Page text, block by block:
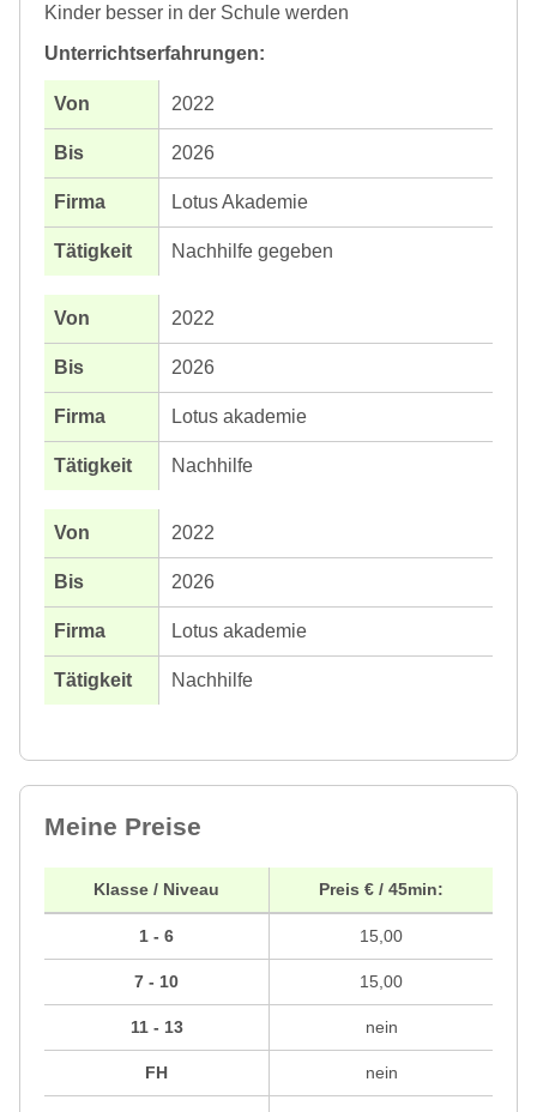
Kinder besser in der Schule werden
Unterrichtserfahrungen:
2022
2026
Lotus Akademie
Nachhilfe gegeben
2022
2026
Lotus akademie
Nachhilfe
2022
2026
Lotus akademie
Nachhilfe
Meine Preise
Klasse / Niveau
1 - 6
7 - 10
11 - 13
FH
Preis € / 45min:
15,00
15,00
nein
nein